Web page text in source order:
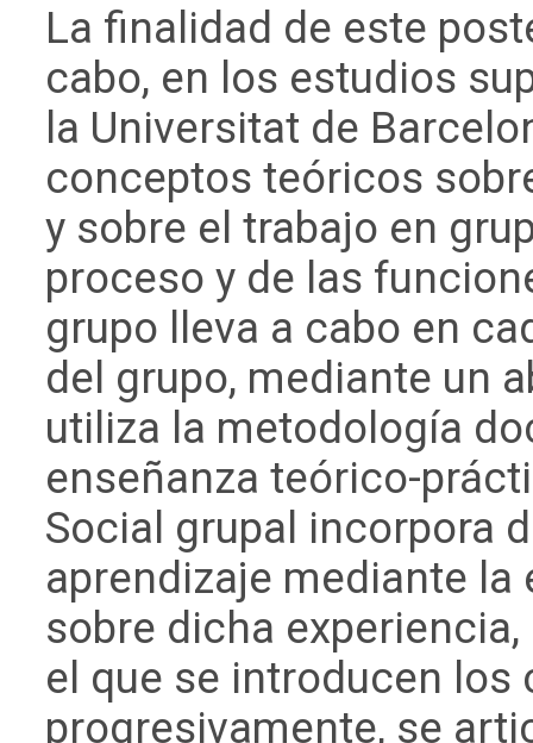
La finalidad de este
cabo, en los estudios
la Universitat de
conceptos teóricos
y sobre el trabajo en
proceso y de las
grupo lleva a cabo en
del grupo, mediante un
utiliza la metodología
enseñanza teórico-
Social grupal incorpora
aprendizaje mediante
sobre dicha
el que se introducen
progresivamente, se